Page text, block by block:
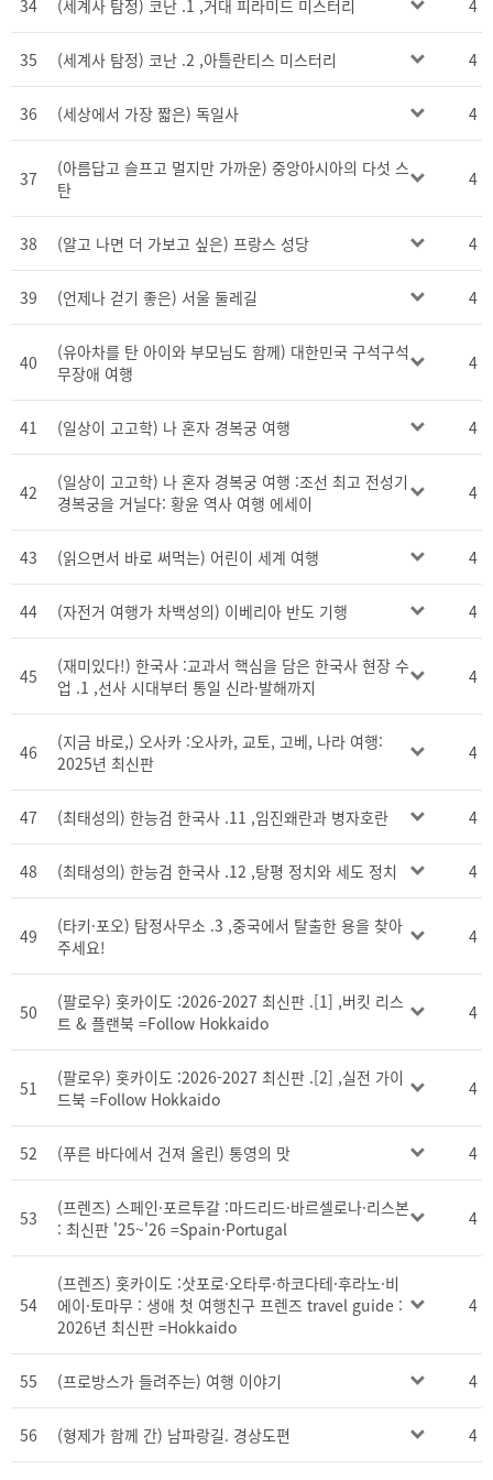
34 (세계사 탐정) 코난 .1 ,거대 피라미드 미스터리 4
35 (세계사 탐정) 코난 .2 ,아틀란티스 미스터리 4
36 (세상에서 가장 짧은) 독일사 4
37
(아름답고 슬프고 멀지만 가까운) 중앙아시아의 다섯 스
탄
4
38 (알고 나면 더 가보고 싶은) 프랑스 성당 4
39 (언제나 걷기 좋은) 서울 둘레길 4
40
(유아차를 탄 아이와 부모님도 함께) 대한민국 구석구석
무장애 여행
4
41 (일상이 고고학) 나 혼자 경복궁 여행 4
42
(일상이 고고학) 나 혼자 경복궁 여행 :조선 최고 전성기
경복궁을 거닐다: 황윤 역사 여행 에세이
4
43 (읽으면서 바로 써먹는) 어린이 세계 여행 4
44 (자전거 여행가 차백성의) 이베리아 반도 기행 4
45
(재미있다!) 한국사 :교과서 핵심을 담은 한국사 현장 수
업 .1 ,선사 시대부터 통일 신라·발해까지
4
46
(지금 바로,) 오사카 :오사카, 교토, 고베, 나라 여행:
2025년 최신판
4
47 (최태성의) 한능검 한국사 .11 ,임진왜란과 병자호란 4
48 (최태성의) 한능검 한국사 .12 ,탕평 정치와 세도 정치 4
49
(타키·포오) 탐정사무소 .3 ,중국에서 탈출한 용을 찾아
주세요!
4
50
(팔로우) 홋카이도 :2026-2027 최신판 .[1] ,버킷 리스
트 & 플랜북 =Follow Hokkaido
4
51
(팔로우) 홋카이도 :2026-2027 최신판 .[2] ,실전 가이
드북 =Follow Hokkaido
4
52 (푸른 바다에서 건져 올린) 통영의 맛 4
53
(프렌즈) 스페인·포르투갈 :마드리드·바르셀로나·리스본
: 최신판 '25~'26 =Spain·Portugal
4
54
(프렌즈) 홋카이도 :삿포로·오타루·하코다테·후라노·비
에이·토마무 : 생애 첫 여행친구 프렌즈 travel guide :
2026년 최신판 =Hokkaido
4
55 (프로방스가 들려주는) 여행 이야기 4
56 (형제가 함께 간) 남파랑길. 경상도편 4